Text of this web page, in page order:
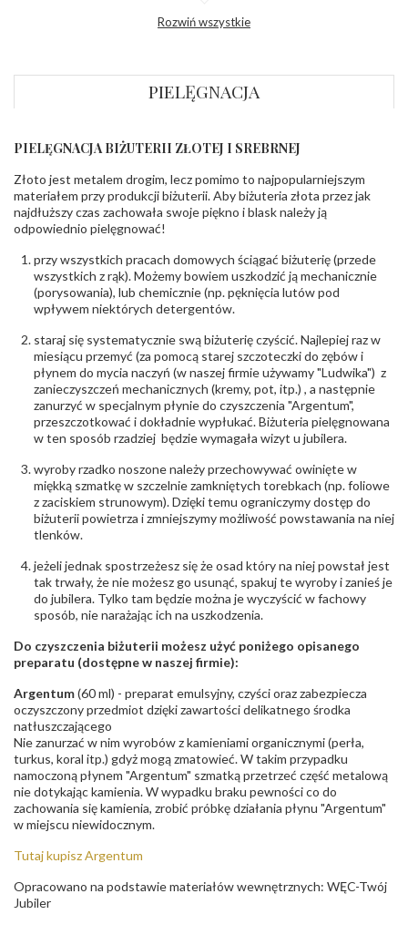
Szerokość szyny
ok. 2,4 mm
Kamień:
Liczba
diamentów:
0.100 ct - 1 szt.,0.500 ct - 1 szt.
Liczba
diamentów
Masa
diamentów
(łącznie):
0.6 ct
Barwa:
Czystość
: Minimum: Si1
INNE PARAMETRY
Producent
odpowiedzialny :
WĘC-Twój Jubiler S.C. Artur Węc, Małgorzata
Suchan, ul. Kurczaba 3, 30-868 Kraków; NIP:
679-25-92-107; sklep@wec.com.pl
Bezpieczeństwo
ostrzeżenia:
Nie nadaje się dla dzieci w wieku poniżej 3 lat
zawierają nikiel
Rozwiń wszystkie
PIELĘGNACJA
PIELĘGNACJA BIŻUTERII ZŁOTEJ I SREBRNEJ
Złoto jest metalem drogim, lecz pomimo to najpopularniejszym
materiałem przy produkcji biżuterii. Aby biżuteria złota przez jak
najdłuższy czas zachowała swoje piękno i blask należy ją
odpowiednio pielęgnować!
przy wszystkich pracach domowych ściągać biżuterię (przede
wszystkich z rąk). Możemy bowiem uszkodzić ją mechanicznie
(porysowania), lub chemicznie (np. pęknięcia lutów pod
wpływem niektórych detergentów.
staraj się systematycznie swą biżuterię czyścić. Najlepiej raz w
miesiącu przemyć (za pomocą starej szczoteczki do zębów i
płynem do mycia naczyń (w naszej firmie używamy "Ludwika") z
zanieczyszczeń mechanicznych (kremy, pot, itp.) , a następnie
zanurzyć w specjalnym płynie do czyszczenia "Argentum",
przeszczotkować i dokładnie wypłukać. Biżuteria pielęgnowana
w ten sposób rzadziej będzie wymagała wizyt u jubilera.
wyroby rzadko noszone należy przechowywać owinięte w
miękką szmatkę w szczelnie zamkniętych torebkach (np. foliowe
z zaciskiem strunowym). Dzięki temu ograniczymy dostęp do
biżuterii powietrza i zmniejszymy możliwość powstawania na niej
tlenków.
jeżeli jednak spostrzeżesz się że osad który na niej powstał jest
tak trwały, że nie możesz go usunąć, spakuj te wyroby i zanieś je
do jubilera. Tylko tam będzie można je wyczyścić w fachowy
sposób, nie narażając ich na uszkodzenia.
Do czyszczenia biżuterii możesz użyć poniżego opisanego
preparatu (dostępne w naszej firmie):
Argentum(60 ml) - preparat emulsyjny, czyści oraz zabezpiecza
oczyszczony przedmiot dzięki zawartości delikatnego środka
natłuszczającego
Nie zanurzać w nim wyrobów z kamieniami organicznymi (perła,
turkus, koral itp.) gdyż mogą zmatowieć. W takim przypadku
namoczoną płynem "Argentum" szmatką przetrzeć część metalową
nie dotykając kamienia. W wypadku braku pewności co do
zachowania się kamienia, zrobić próbkę działania płynu "Argentum"
w miejscu niewidocznym.
Tutaj kupisz Argentum
Opracowano na podstawie materiałów wewnętrznych: WĘC-Twój
Jubiler